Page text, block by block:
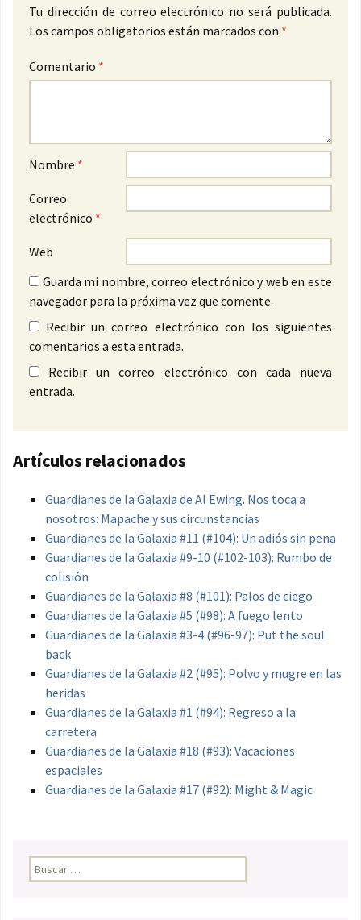
Tu dirección de correo electrónico no será publicada.
Los campos obligatorios están marcados con *
Comentario *
Nombre *
Correo
electrónico *
Web
Guarda mi nombre, correo electrónico y web en este
navegador para la próxima vez que comente.
Recibir un correo electrónico con los siguientes
comentarios a esta entrada.
Recibir un correo electrónico con cada nueva
entrada.
Artículos relacionados
Guardianes de la Galaxia de Al Ewing. Nos toca a
nosotros: Mapache y sus circunstancias
Guardianes de la Galaxia #11 (#104): Un adiós sin pena
Guardianes de la Galaxia #9-10 (#102-103): Rumbo de
colisión
Guardianes de la Galaxia #8 (#101): Palos de ciego
Guardianes de la Galaxia #5 (#98): A fuego lento
Guardianes de la Galaxia #3-4 (#96-97): Put the soul
back
Guardianes de la Galaxia #2 (#95): Polvo y mugre en las
heridas
Guardianes de la Galaxia #1 (#94): Regreso a la
carretera
Guardianes de la Galaxia #18 (#93): Vacaciones
espaciales
Guardianes de la Galaxia #17 (#92): Might & Magic
Buscar: